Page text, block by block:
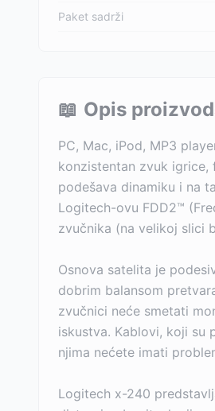
Paket sadrži
📖 Opis
PC, Mac, iPod, MP3
konzistentan zvuk igrice,
podešava dinamiku i na
Logitech-ovu FDD2™
zvučnika (na velikoj slici
Osnova satelita je
dobrim balansom
zvučnici neće smetati
iskustva. Kablovi, koji su
njima nećete imati
Logitech x-240